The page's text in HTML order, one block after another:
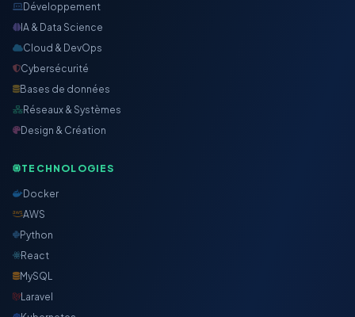
Développement
IA & Data Science
Cloud & DevOps
Cybersécurité
Bases de données
Réseaux & Systèmes
Design & Création
TECHNOLOGIES
Docker
AWS
Python
React
MySQL
Laravel